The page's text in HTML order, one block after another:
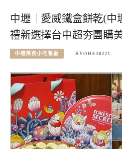
中壢｜愛威鐵盒餅乾(中
禮新選擇台中超夯團購
中壢美食小吃餐廳 RYOHEI0221